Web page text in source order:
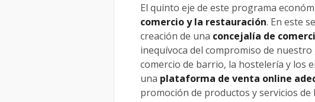
El quinto eje de este programa
comercio y la restauración. En este
creación de una concejalía de
inequívoca del compromiso de
comercio de barrio, la hostelería y los
una plataforma de venta online
promoción de productos y servicios